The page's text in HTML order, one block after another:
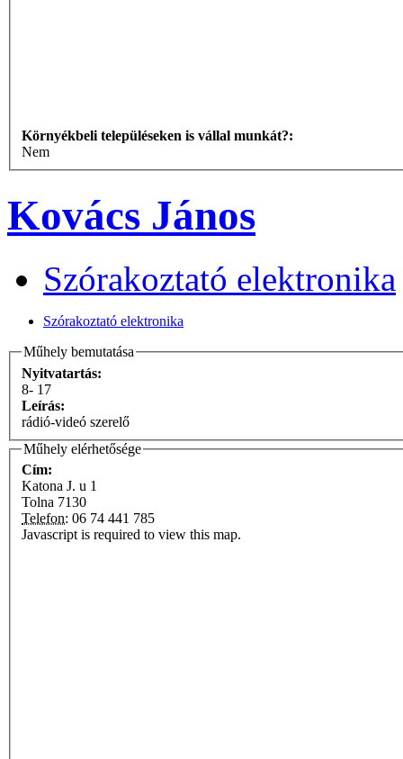
Környékbeli településeken is vállal munkát?:
Nem
Kovács János
Szórakoztató elektronika
Szórakoztató elektronika
Műhely bemutatása
Nyitvatartás:
8- 17
Leírás:
rádió-videó szerelő
Műhely elérhetősége
Cím:
Katona J. u 1
Tolna 7130
Telefon: 06 74 441 785
Javascript is required to view this map.